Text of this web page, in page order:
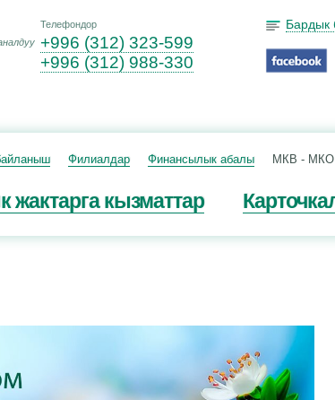
Телефондор
+996 (312) 323-599
+996 (312) 988-330
Бардык
Филиалдар Финансылык абалы МКВ - МКО
кызматтар